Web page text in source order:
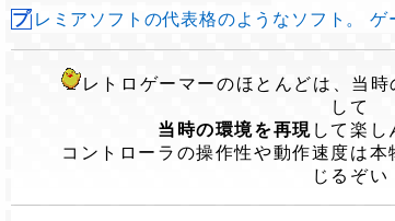
プレミアソフトの代表格のようなソフト。
レトロゲーマーのほとんどは、当
して
当時の環境を再現 して楽し
コントローラの操作性や動作速度は
じるぞい